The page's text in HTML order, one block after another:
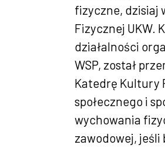
fizyczne, dzisiaj
Fizycznej UKW.
działalności
WSP, został
Katedrę Kultury
społecznego i
wychowania
zawodowej, jeśli